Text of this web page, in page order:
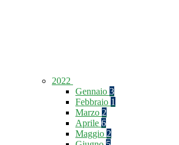
2022
Gennaio 3
Febbraio 1
Marzo 2
Aprile 6
Maggio 2